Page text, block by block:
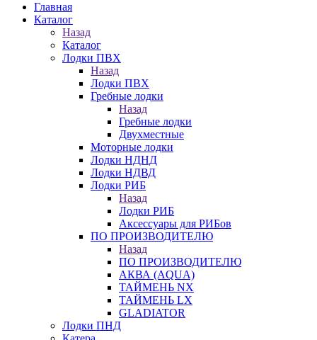
Главная
Каталог
Назад
Каталог
Лодки ПВХ
Назад
Лодки ПВХ
Гребные лодки
Назад
Гребные лодки
Двухместные
Моторные лодки
Лодки НДНД
Лодки НДВД
Лодки РИБ
Назад
Лодки РИБ
Аксессуары для РИБов
ПО ПРОИЗВОДИТЕЛЮ
Назад
ПО ПРОИЗВОДИТЕЛЮ
АКВА (AQUA)
ТАЙМЕНЬ NX
ТАЙМЕНЬ LX
GLADIATOR
Лодки ПНД